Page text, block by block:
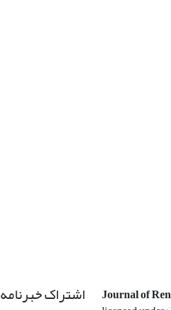
Journal of اشتراک خبرنامه